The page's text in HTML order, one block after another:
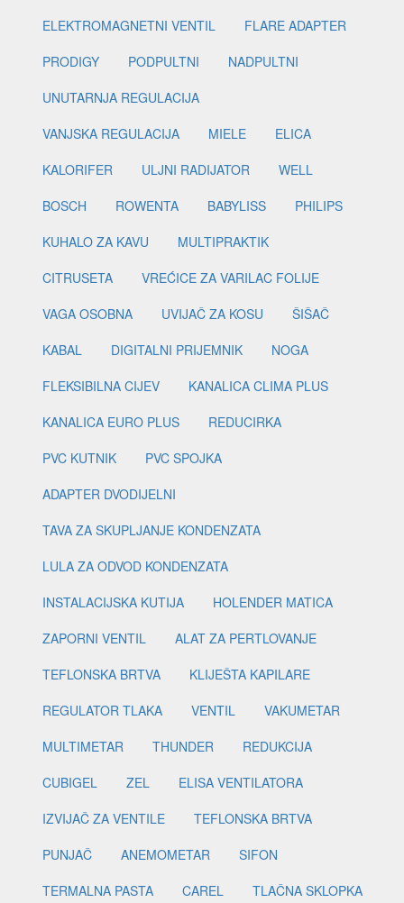
ELEKTROMAGNETNI VENTIL
FLARE ADAPTER
PRODIGY
PODPULTNI
NADPULTNI
UNUTARNJA REGULACIJA
VANJSKA REGULACIJA
MIELE
ELICA
KALORIFER
ULJNI RADIJATOR
WELL
BOSCH
ROWENTA BABYLISS
PHILIPS
KUHALO ZA KAVU
MULTIPRAKTIK
CITRUSETA
VREĆICE ZA VARILAC FOLIJE
VAGA OSOBNA
UVIJAČ ZA KOSU
ŠIŠAČ
KABAL
DIGITALNI PRIJEMNIK
NOGA
FLEKSIBILNA CIJEV
KANALICA CLIMA PLUS
KANALICA EURO PLUS
REDUCIRKA
PVC KUTNIK
PVC SPOJKA
ADAPTER DVODIJELNI
TAVA ZA SKUPLJANJE KONDENZATA
LULA ZA ODVOD KONDENZATA
INSTALACIJSKA KUTIJA
HOLENDER MATICA
ZAPORNI VENTIL
ALAT ZA PERTLOVANJE
TEFLONSKA BRTVA
KLIJEŠTA KAPILARE
REGULATOR TLAKA
VENTIL
VAKUMETAR
MULTIMETAR
THUNDER
REDUKCIJA
CUBIGEL
ZEL
ELISA VENTILATORA
IZVIJAČ ZA VENTILE
TEFLONSKA BRTVA
PUNJAČ
ANEMOMETAR
SIFON
TERMALNA PASTA
CAREL
TLAČNA SKLOPKA